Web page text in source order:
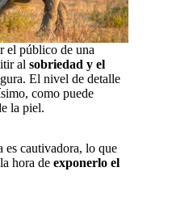
el público de una
al sobriedad y el
El nivel de detalle
como puede
la piel.
es cautivadora, lo que
hora de exponerlo el